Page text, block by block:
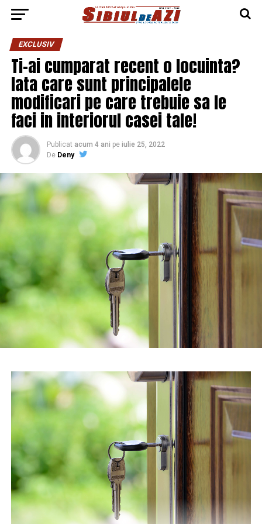
EXCLUSIV
Ti-ai cumparat recent o locuinta?
Iata care sunt principalele
modificari pe care trebuie sa le
faci in interiorul casei tale!
Publicat acum 4 ani pe iulie 25, 2022
De Deny